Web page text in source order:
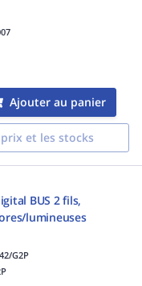
Ajouter au panier
et les stocks
BUS 2 fils,
lumineuses
G2P